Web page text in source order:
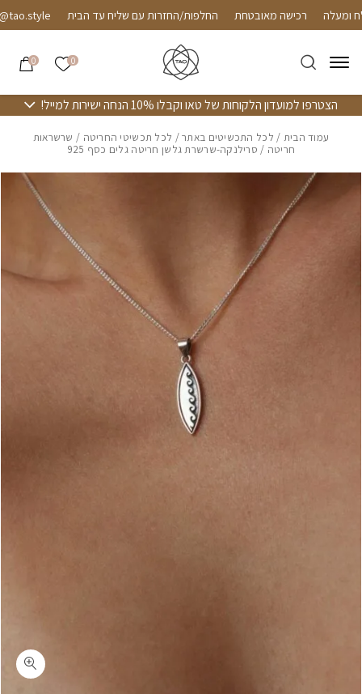
Skip to Contentרכישה מאובטחת החלפות/החזרות עם שליח עד הבית
0 הרשימה
0
הצטרפו למועדון הלקוחות של טאו וקבלו 10% הנחה ישירות למייל!
עמוד הבית / לכל התכשיטים באתר/ לכל תכשיטי החריטה / שרשראות
חריטה / סרילנקה-שרשרת גלשן חריטה גלים כסף 925
בחזרה למעלה